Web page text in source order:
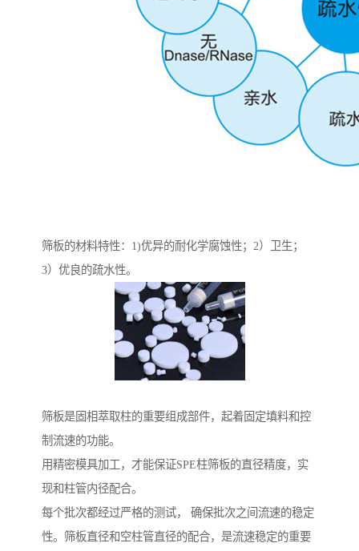
筛板的材料特性：1)优异的耐化学腐蚀性；2）卫生；
3）优良的疏水性。
筛板是固相萃取柱的重要组成部件，起着固定填料和控
制流速的功能。
用精密模具加工，才能保证SPE柱筛板的直径精度，实
现和柱管内径配合。
每个批次都经过严格的测试， 确保批次之间流速的稳定
性。筛板直径和空柱管直径的配合，是流速稳定的重要